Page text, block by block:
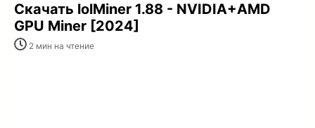
Скачать lolMiner 1.88 - NVIDIA+AMD
GPU Miner [2024]
2 мин на чтение